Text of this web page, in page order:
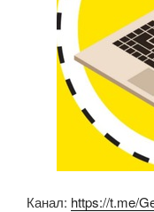
Канал: https://t.me/